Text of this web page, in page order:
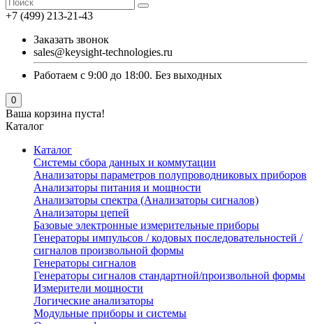
+7 (499) 213-21-43
Заказать звонок
sales@keysight-technologies.ru
Работаем с 9:00 до 18:00. Без выходных
0
Ваша корзина пуста!
Каталог
Каталог
Cистемы сбора данных и коммутации
Анализаторы параметров полупроводниковых приборов
Анализаторы питания и мощности
Анализаторы спектра (Анализаторы сигналов)
Анализаторы цепей
Базовые электронные измерительные приборы
Генераторы импульсов / кодовых последовательностей /
сигналов произвольной формы
Генераторы сигналов
Генераторы сигналов стандартной/произвольной формы
Измерители мощности
Логические анализаторы
Модульные приборы и системы